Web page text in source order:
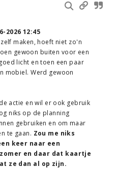
2026 12:45
maken, hoeft niet zo'n
gewoon buiten voor een
licht en toen een paar
mobiel. Werd gewoon
actie en wil er ook gebruik
niks op de planning
gebruiken en om maar
te gaan. Zou me niks
keer naar een
en daar dat kaartje
ze dan al op zijn.